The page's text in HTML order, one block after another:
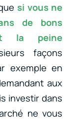
si vous ne
de bons
la peine
façons
exemple en
aux
investir dans
ne vous